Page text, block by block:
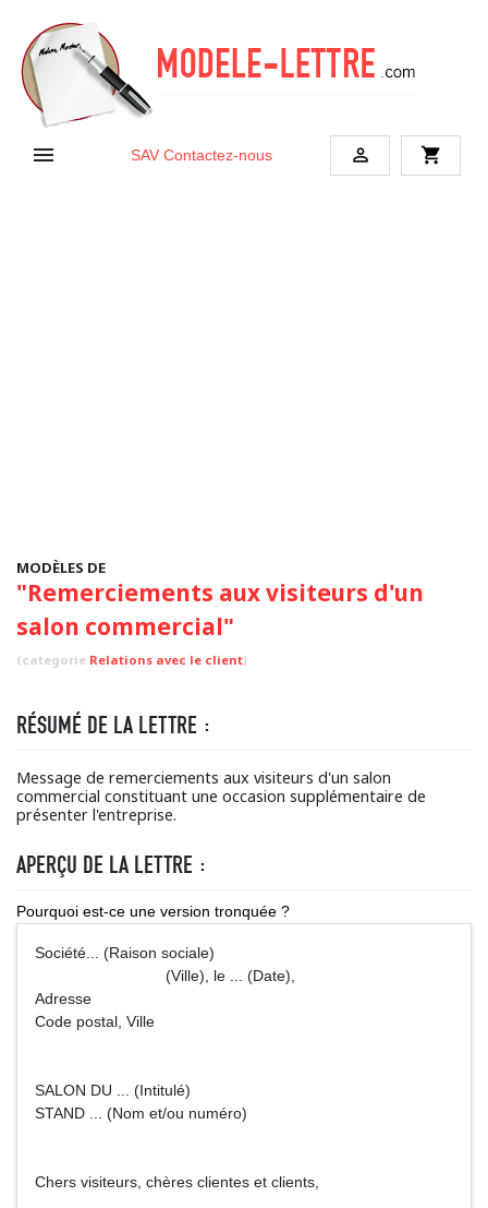
 SAV Contactez-nous  shopping_cart
MODÈLES DE
"Remerciements aux visiteurs d'un
salon commercial"
(categorie Relations avec le client)
RÉSUMÉ DE LA LETTRE :
Message de remerciements aux visiteurs d'un salon
commercial constituant une occasion supplémentaire de
présenter l'entreprise.
APERÇU DE LA LETTRE :
Pourquoi est-ce une version tronquée ?
Société... (Raison sociale)
(Ville), le ... (Date),
Adresse
Code postal, Ville
SALON DU ... (Intitulé)
STAND ... (Nom et/ou numéro)
Chers visiteurs, chères clientes et clients,